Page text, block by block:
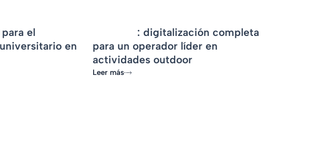
el
en
: digitalización completa
para un operador líder en
actividades outdoor
Leer más